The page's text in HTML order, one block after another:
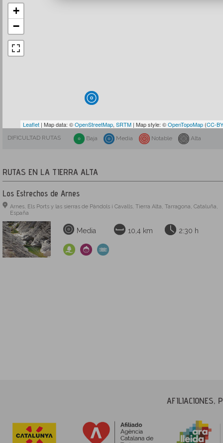
+
−
Leaflet | Map data: ©OpenStreetMap, SRTM | Map style: ©OpenTopoMap (CC-
DIFICULTAD RUTAS Baja Media Notable Alta
RUTAS EN LA TIERRA ALTA
Los Estrechos de Arnes
Arnes, Els Ports y las sierras de Pàndols i Cavalls, Tierra Alta, Tarragona, Cataluña,
España
Media 10,4 km 2:30 h
AFILIACIONES,